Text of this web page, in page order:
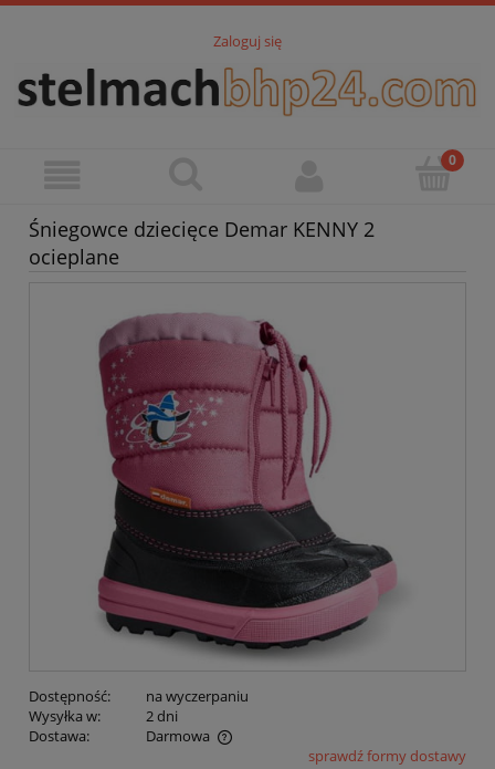
Zaloguj się
Śniegowce dziecięce Demar KENNY 2
ocieplane
Dostępność:
na wyczerpaniu
Wysyłka w:
2 dni
Dostawa:
Darmowa
Cena nie zawiera ewentualnych kosztów płatnościsprawdź formy dostawy